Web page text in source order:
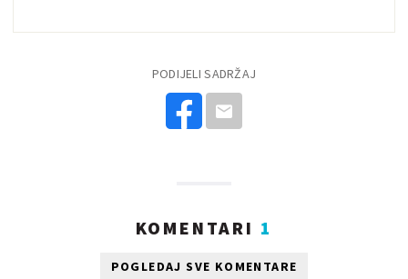
PODIJELI SADRŽAJ
KOMENTARI 1
POGLEDAJ SVE KOMENTARE